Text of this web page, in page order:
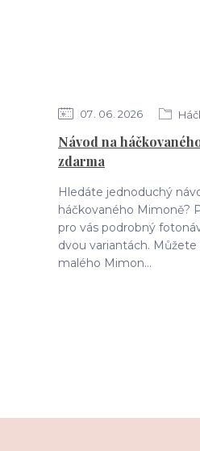
07 06 2026
Návod na
zdarma
Hledáte jednoduchý
háčkovaného Mimoně?
pro vás podrobný
dvou variantách.
malého Mimon...